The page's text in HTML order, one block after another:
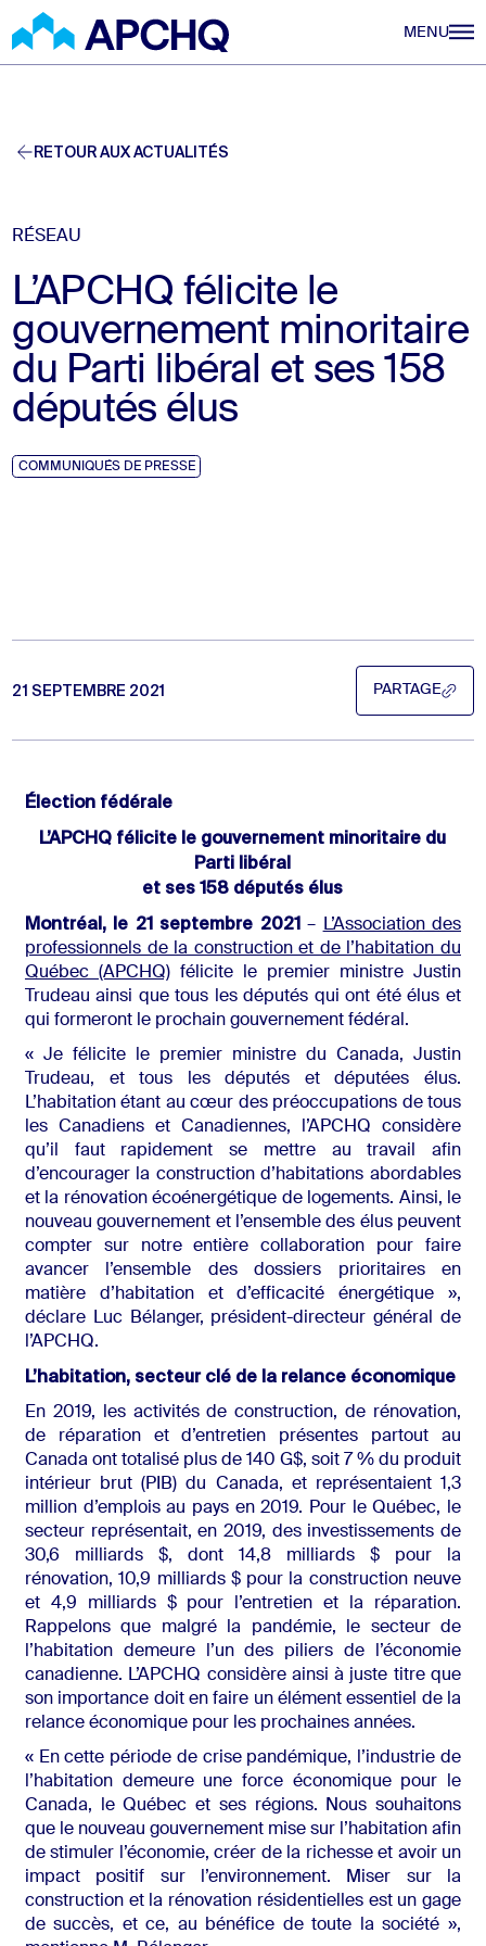
MENU
RETOUR AUX ACTUALITÉS
RÉSEAU
L’APCHQ félicite le
gouvernement minoritaire
du Parti libéral et ses 158
députés élus
COMMUNIQUÉS DE PRESSE
21 SEPTEMBRE 2021 PARTAGE
PARTAGE
Élection fédérale
L’APCHQ félicite le gouvernement minoritaire du
Parti libéral
et ses 158 députés élus
Montréal, le 21 septembre 2021– L’Association des
professionnels de la construction et de l’habitation du
Québec (APCHQ)félicite le premier ministre Justin
Trudeau ainsi que tous les députés qui ont été élus et
qui formeront le prochain gouvernement fédéral.
« Je félicite le premier ministre du Canada, Justin
Trudeau, et tous les députés et députées élus.
L’habitation étant au cœur des préoccupations de tous
les Canadiens et Canadiennes, l’APCHQ considère
qu’il faut rapidement se mettre au travail afin
d’encourager la construction d’habitations abordables
et la rénovation écoénergétique de logements. Ainsi, le
nouveau gouvernement et l’ensemble des élus peuvent
compter sur notre entière collaboration pour faire
avancer l’ensemble des dossiers prioritaires en
matière d’habitation et d’efficacité énergétique »,
déclare Luc Bélanger, président-directeur général de
l’APCHQ.
L’habitation, secteur clé de la relance économique
En 2019, les activités de construction, de rénovation,
de réparation et d’entretien présentes partout au
Canada ont totalisé plus de 140 G$, soit 7 % du produit
intérieur brut (PIB) du Canada, et représentaient 1,3
million d’emplois au pays en 2019. Pour le Québec, le
secteur représentait, en 2019, des investissements de
30,6 milliards $, dont 14,8 milliards $ pour la
rénovation, 10,9 milliards $ pour la construction neuve
et 4,9 milliards $ pour l’entretien et la réparation.
Rappelons que malgré la pandémie, le secteur de
l’habitation demeure l’un des piliers de l’économie
canadienne. L’APCHQ considère ainsi à juste titre que
son importance doit en faire un élément essentiel de la
relance économique pour les prochaines années.
« En cette période de crise pandémique, l’industrie de
l’habitation demeure une force économique pour le
Canada, le Québec et ses régions. Nous souhaitons
que le nouveau gouvernement mise sur l’habitation afin
de stimuler l’économie, créer de la richesse et avoir un
impact positif sur l’environnement. Miser sur la
construction et la rénovation résidentielles est un gage
de succès, et ce, au bénéfice de toute la société »,